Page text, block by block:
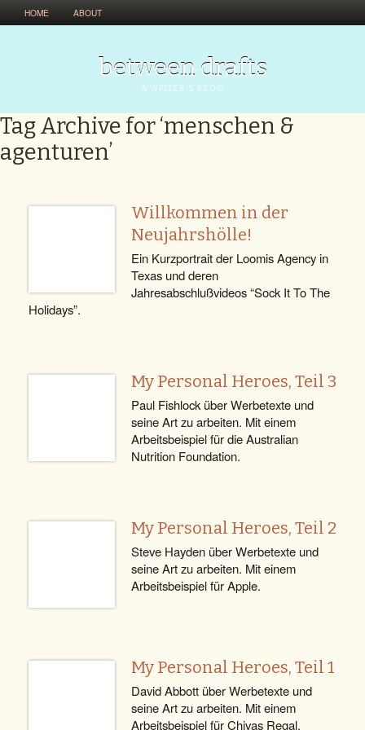
HOME ABOUT
between drafts
A WRITER'S BLOG
Tag Archive for ‘menschen &
agenturen’
Willkommen in der
Neujahrshölle!
Ein Kurzportrait der Loomis Agency in
Texas und deren
Jahresabschlußvideos “Sock It To The
Holidays”.
My Personal Heroes, Teil 3
Paul Fishlock über Werbetexte und
seine Art zu arbeiten. Mit einem
Arbeitsbeispiel für die Australian
Nutrition Foundation.
My Personal Heroes, Teil 2
Steve Hayden über Werbetexte und
seine Art zu arbeiten. Mit einem
Arbeitsbeispiel für Apple.
My Personal Heroes, Teil 1
David Abbott über Werbetexte und
seine Art zu arbeiten. Mit einem
Arbeitsbeispiel für Chivas Regal.